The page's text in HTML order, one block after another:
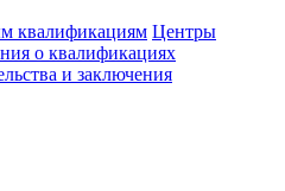
квалификациям Центры
о квалификациях
и заключения